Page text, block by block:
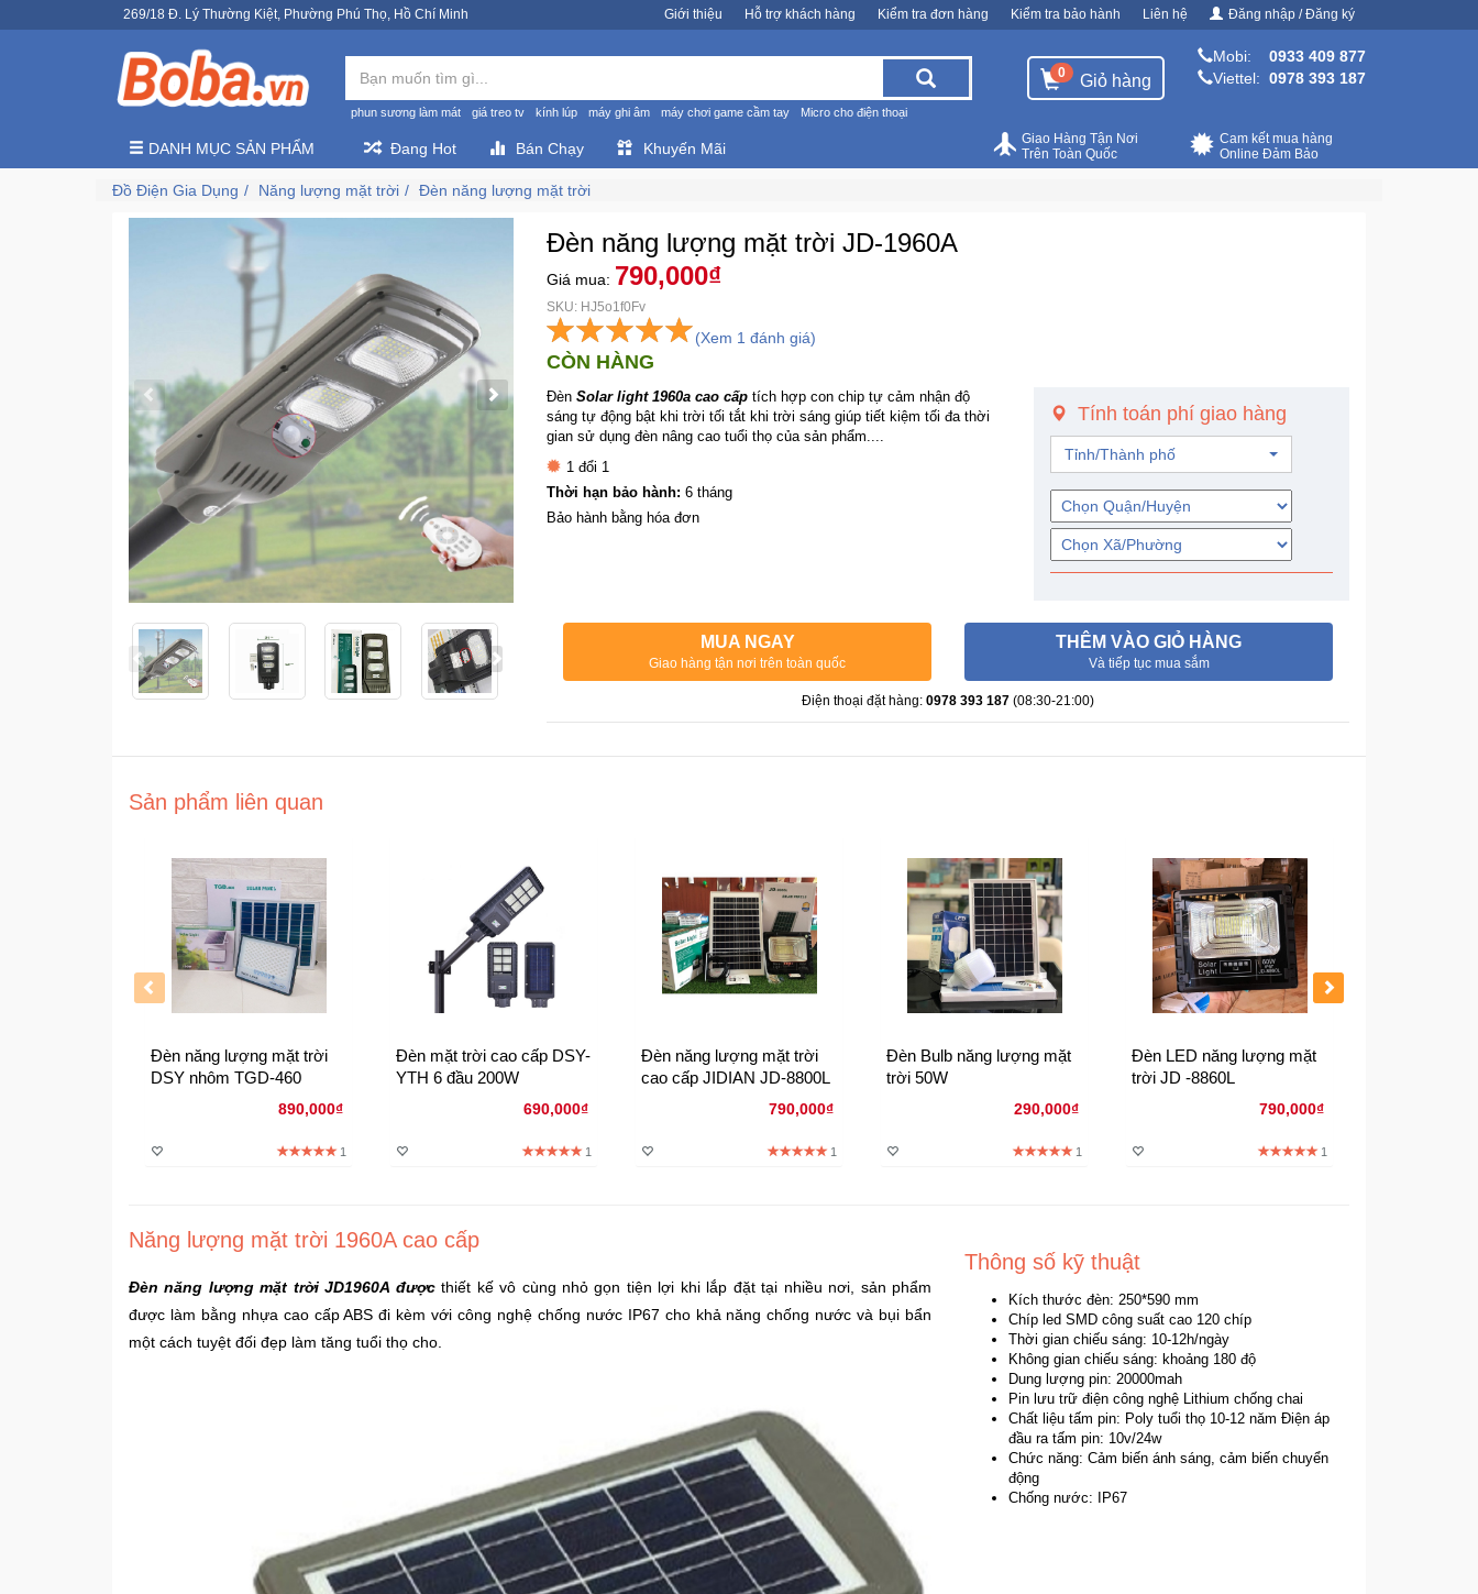
269/18 Đ. Lý Thường Kiệt, Phường Phú Thọ, Hồ Chí Minh Giới thiệu Hỗ trợ khách hàng Kiểm tra đơn hàng Kiểm tra bảo hành Liên hệ Đăng nhập / Đăng ký
phun sương làm mát giá treo tv kính lúp máy ghi âm máy chơi game cầm tay Micro cho điện thoại
0 Giỏ hàng
Mobi:
0933 409 877
Viettel: 0978 393 187
DANH MỤC SẢN PHẨM Đang Hot Bán Chạy Khuyến Mãi
Cam kết mua hàng
Online Đảm Bảo
Giao Hàng Tận Nơi
Trên Toàn Quốc
Đồ Điện Gia Dụng Năng lượng mặt trời Đèn năng lượng mặt trời
Đèn năng lượng mặt trời JD-1960A
Giá mua: 790,000₫
SKU: HJ5o1f0Fv
(Xem 1 đánh giá)
CÒN HÀNG
Đèn Solar light 1960a cao cấp tích hợp con chip tự cảm nhận độ
sáng tự động bật khi trời tối tắt khi trời sáng giúp tiết kiệm tối đa thời
gian sử dụng đèn nâng cao tuổi thọ của sản phẩm....
1 đổi 1
Thời hạn bảo hành: 6 tháng
Bảo hành bằng hóa đơn
Tính toán phí giao hàng
Tỉnh/Thành phố
MUA NGAY
Giao hàng tận nơi trên toàn quốc
THÊM VÀO GIỎ HÀNG
Và tiếp tục mua sắm
Điện thoại đặt hàng: 0978 393 187 (08:30-21:00)
Sản phẩm liên quan
Đèn năng lượng mặt trời
DSY nhôm TGD-460
890,000₫
1
Đèn mặt trời cao cấp DSY-
YTH 6 đầu 200W
690,000₫
1
Đèn năng lượng mặt trời
cao cấp JIDIAN JD-8800L
790,000₫
1
Đèn Bulb năng lượng mặt
trời 50W
290,000₫
1
Đèn LED năng lượng mặt
trời JD -8860L
790,000₫
1
Năng lượng mặt trời 1960A cao cấp
Đèn năng lượng mặt trời JD1960A đượcthiết kế vô cùng nhỏ gọn tiện lợi khi lắp đặt tại nhiều nơi, sản phẩm
được làm bằng nhựa cao cấp ABS đi kèm với công nghệ chống nước IP67 cho khả năng chống nước và bụi bẩn
một cách tuyệt đối đẹp làm tăng tuổi thọ cho.
Thông số kỹ thuật
Kích thước đèn: 250*590 mm
Chíp led SMD công suất cao 120 chíp
Thời gian chiếu sáng: 10-12h/ngày
Không gian chiếu sáng: khoảng 180 độ
Dung lượng pin: 20000mah
Pin lưu trữ điện công nghệ Lithium chống chai
Chất liệu tấm pin: Poly tuổi thọ 10-12 năm Điện áp
đầu ra tấm pin: 10v/24w
Chức năng: Cảm biến ánh sáng, cảm biến chuyển
động
Chống nước: IP67